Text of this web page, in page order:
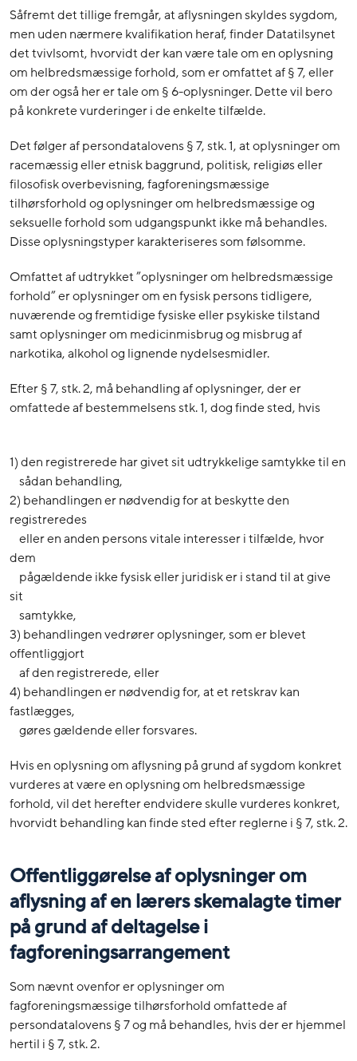
Såfremt det tillige fremgår, at aflysningen skyldes sygdom,
men uden nærmere kvalifikation heraf, finder Datatilsynet
det tvivlsomt, hvorvidt der kan være tale om en oplysning
om helbredsmæssige forhold, som er omfattet af § 7, eller
om der også her er tale om § 6-oplysninger. Dette vil bero
på konkrete vurderinger i de enkelte tilfælde.
Det følger af persondatalovens § 7, stk. 1, at oplysninger om
racemæssig eller etnisk baggrund, politisk, religiøs eller
filosofisk overbevisning, fagforeningsmæssige
tilhørsforhold og oplysninger om helbredsmæssige og
seksuelle forhold som udgangspunkt ikke må behandles.
Disse oplysningstyper karakteriseres som følsomme.
Omfattet af udtrykket ”oplysninger om helbredsmæssige
forhold” er oplysninger om en fysisk persons tidligere,
nuværende og fremtidige fysiske eller psykiske tilstand
samt oplysninger om medicinmisbrug og misbrug af
narkotika, alkohol og lignende nydelsesmidler.
Efter § 7, stk. 2, må behandling af oplysninger, der er
omfattede af bestemmelsens stk. 1, dog finde sted, hvis
1) den registrerede har givet sit udtrykkelige samtykke til en
sådan behandling,
2) behandlingen er nødvendig for at beskytte den
registreredes
eller en anden persons vitale interesser i tilfælde, hvor
dem
pågældende ikke fysisk eller juridisk er i stand til at give
sit
samtykke,
3) behandlingen vedrører oplysninger, som er blevet
offentliggjort
af den registrerede, eller
4) behandlingen er nødvendig for, at et retskrav kan
fastlægges,
gøres gældende eller forsvares.
Hvis en oplysning om aflysning på grund af sygdom konkret
vurderes at være en oplysning om helbredsmæssige
forhold, vil det herefter endvidere skulle vurderes konkret,
hvorvidt behandling kan finde sted efter reglerne i § 7, stk. 2.
Offentliggørelse af oplysninger om
aflysning af en lærers skemalagte timer
på grund af deltagelse i
fagforeningsarrangement
Som nævnt ovenfor er oplysninger om
fagforeningsmæssige tilhørsforhold omfattede af
persondatalovens § 7 og må behandles, hvis der er hjemmel
hertil i § 7, stk. 2.